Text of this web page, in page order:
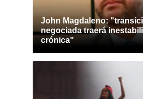
John Magdaleno:
negociada traerá
crónica"